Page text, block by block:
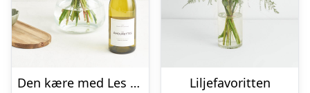
Den kære med Les Amourettes, Sauvignon Blanc
Liljefavoritten